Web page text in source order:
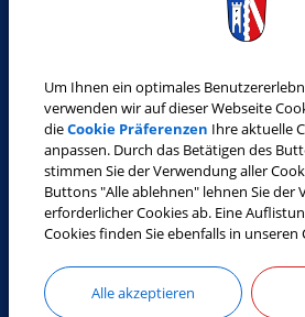
Gemeinde Laberweinting
84082 Laberweinting
Tel.:08772 9619-0
Fax:08772 9619-30
E-Mail:
Web:www.laberweinting.de
ÖFFNUNGSZEITEN
Um Ihnen ein optimales
verwenden wir auf dieser Webseite
dieCookie Präferenzen Ihre aktuelle
anpassen. Durch das Betätigen des
stimmen Sie der Verwendung aller
Buttons "Alle ablehnen" lehnen Sie der
erforderlicher Cookies ab. Eine
Cookies finden Sie ebenfalls in unseren
Alle akzeptieren